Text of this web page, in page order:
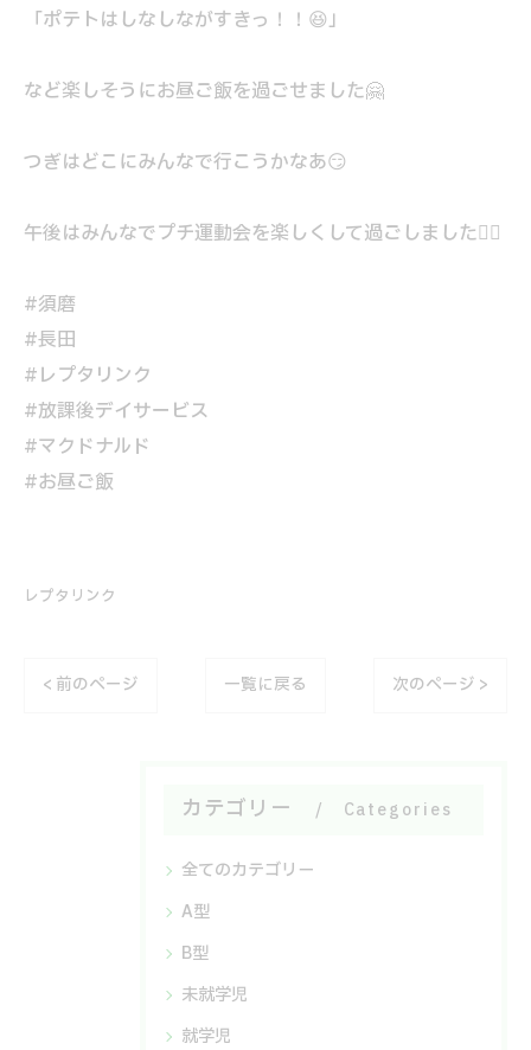
「ポテトはしなしながすきっ！！😆」
など楽しそうにお昼ご飯を過ごせました🤗
つぎはどこにみんなで行こうかなあ😏
午後はみんなでプチ運動会を楽しくして過ごしました🤹‍♀️
#須磨
#長田
#レプタリンク
#放課後デイサービス
#マクドナルド
#お昼ご飯
レプタリンク
< 前のページ 一覧に戻る 次のページ >
カテゴリー Categories
全てのカテゴリー
A型
B型
未就学児
就学児